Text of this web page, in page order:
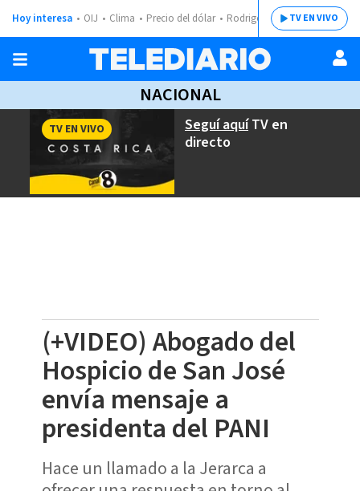
Hoy interesa OIJ Clima Precio del dólar Rodrigo ChavesTV EN VIVO
NACIONAL
Seguí aquíTV en
directo
TV EN VIVO
(+VIDEO) Abogado del
Hospicio de San José
envía mensaje a
presidenta del PANI
Hace un llamado a la Jerarca a